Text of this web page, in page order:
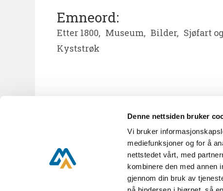
Denne nettsiden bruker
Vi bruker
mediefunksjoner og for å
nettstedet vårt, med
kombinere den med annen
gjennom din bruk av
Emneord:
Etter 1800, Museum, Bilder, Sjøfart
Kyststrøk
Nyhetsbrev
KUBEN,Parkveien 16,